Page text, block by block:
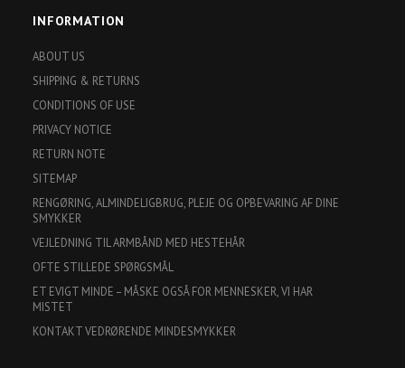
INFORMATION
ABOUT US
SHIPPING & RETURNS
CONDITIONS OF USE
PRIVACY NOTICE
RETURN NOTE
SITEMAP
RENGØRING, ALMINDELIGBRUG, PLEJE OG OPBEVARING AF DINE
SMYKKER
VEJLEDNING TIL ARMBÅND MED HESTEHÅR
OFTE STILLEDE SPØRGSMÅL
ET EVIGT MINDE – MÅSKE OGSÅ FOR MENNESKER, VI HAR
MISTET
KONTAKT VEDRØRENDE MINDESMYKKER